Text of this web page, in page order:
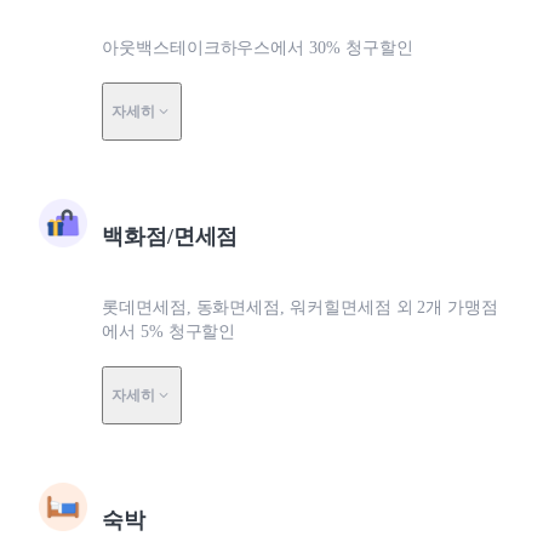
아웃백스테이크하우스에서 30% 청구할인
자세히
백화점/면세점
롯데면세점, 동화면세점, 워커힐면세점 외 2개 가맹점
에서 5% 청구할인
자세히
숙박